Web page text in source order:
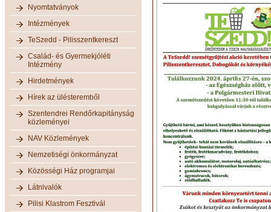
Nyomtatványok
Intézmények
TeSzedd - Pilisszentkereszt
Család- és Gyermekjóléti
Intézmény
Hirdetmények
Hírek az ülésteremből
Szentendrei Rendőrkapitányság
közleményei
NAV Közlemények
Nemzetiségi önkormányzat
Közösségi Ház programjai
Látnivalók
Pilisi Klastrom Fesztivál